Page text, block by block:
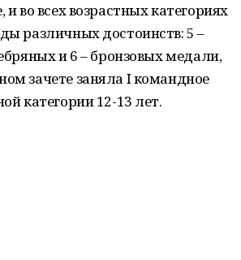
и во всех возрастных категориях
различных достоинств: 5 –
и 6 – бронзовых медали,
зачете заняла I командное
категории 12-13 лет.